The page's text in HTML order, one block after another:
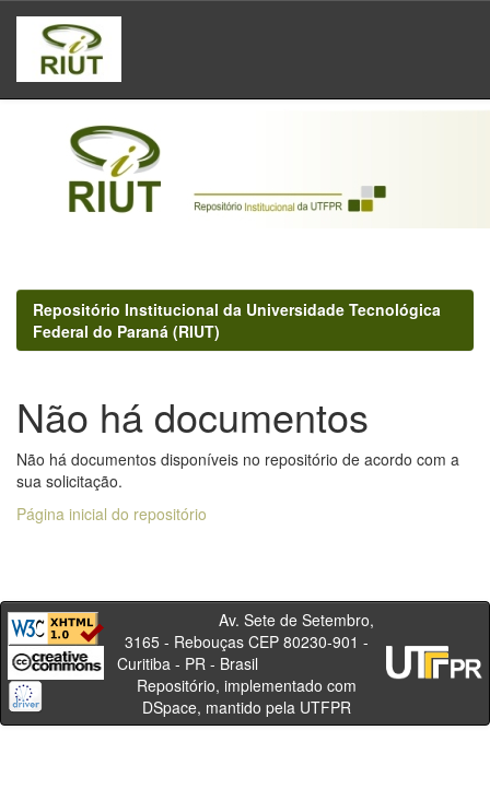
Skip
navigation
Repositório Institucional da Universidade Tecnológica
Federal do Paraná (RIUT)
Não há documentos
Não há documentos disponíveis no repositório de acordo com a
sua solicitação.
Página inicial do repositório
Av. Sete de Setembro,
3165 - Rebouças CEP 80230-901 -
Curitiba - PR - Brasil
Repositório, implementado com
DSpace, mantido pela UTFPR